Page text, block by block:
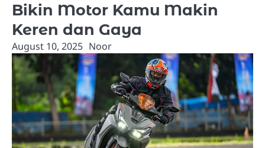
Bikin Motor Kamu Makin
Keren dan Gaya
August 10, 2025 Noor